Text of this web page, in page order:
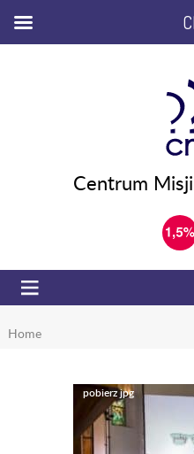
Centrum
Home